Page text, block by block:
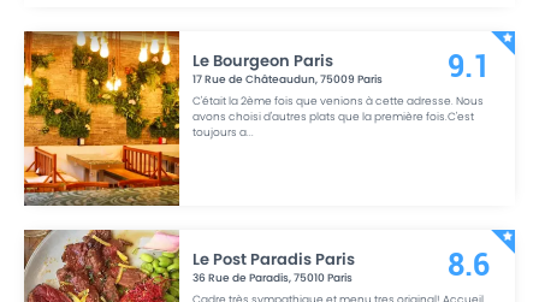
Le Bourgeon Paris
17 Rue de Châteaudun,75009 Paris
C'était la 2ème fois que venions à cette adresse. Nous
avons choisi d'autres plats que la première fois.C'est
toujours a...
9.1
Le Post Paradis Paris
36 Rue de Paradis,75010Paris
Cadre très sympathique et menu tres original! Accueil
8.6